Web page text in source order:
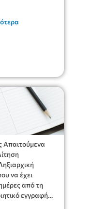
τη
Απαιτούμενα
να έχει
από τη
εγγραφής